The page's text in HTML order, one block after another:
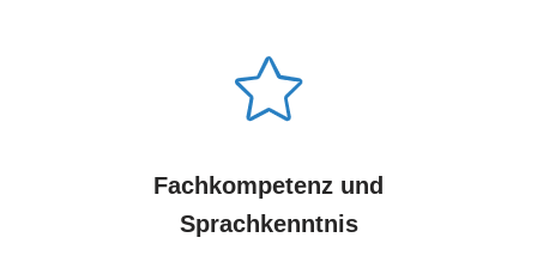
Fachkompetenz und
Sprachkenntnis